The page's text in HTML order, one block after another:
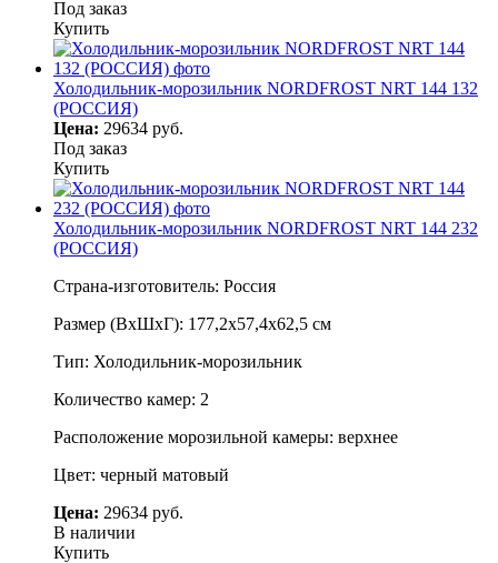
Под заказ
Купить
Холодильник-морозильник NORDFROST NRT 144 132
(РОССИЯ)
Цена: 29634 руб.
Под заказ
Купить
Холодильник-морозильник NORDFROST NRT 144 232
(РОССИЯ)
Страна-изготовитель: Россия
Размер (ВхШхГ): 177,2х57,4х62,5 см
Тип: Холодильник-морозильник
Количество камер: 2
Расположение морозильной камеры: верхнее
Цвет: черный матовый
Цена: 29634 руб.
В наличии
Купить